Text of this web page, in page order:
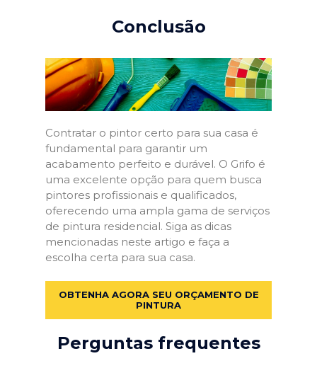
Conclusão
Contratar o pintor certo para sua casa é
fundamental para garantir um
acabamento perfeito e durável. O Grifo é
uma excelente opção para quem busca
pintores profissionais e qualificados,
oferecendo uma ampla gama de serviços
de pintura residencial. Siga as dicas
mencionadas neste artigo e faça a
escolha certa para sua casa.
OBTENHA AGORA SEU ORÇAMENTO DE
PINTURA
Perguntas frequentes